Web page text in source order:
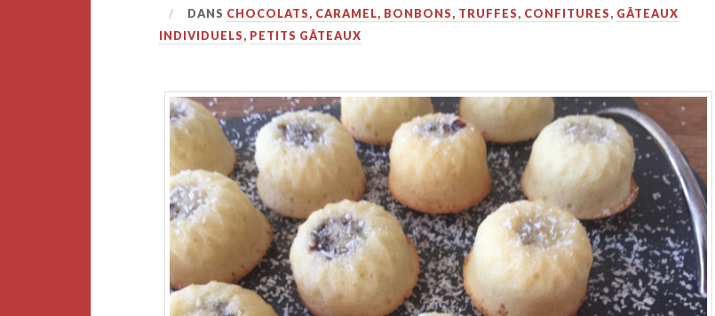
DANS CHOCOLATS, CARAMEL, BONBONS, TRUFFES, CONFITURES, GÂTEAUX
INDIVIDUELS, PETITS GÂTEAUX